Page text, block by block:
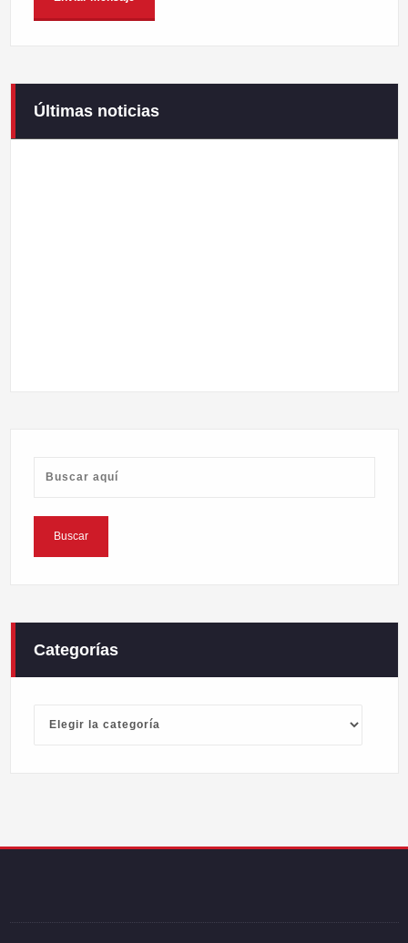
Últimas noticias
Campaneirus 2026
Categorías